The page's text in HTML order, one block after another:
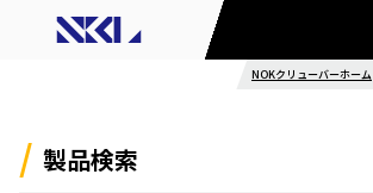
NOKクリューバーホーム
製品検索